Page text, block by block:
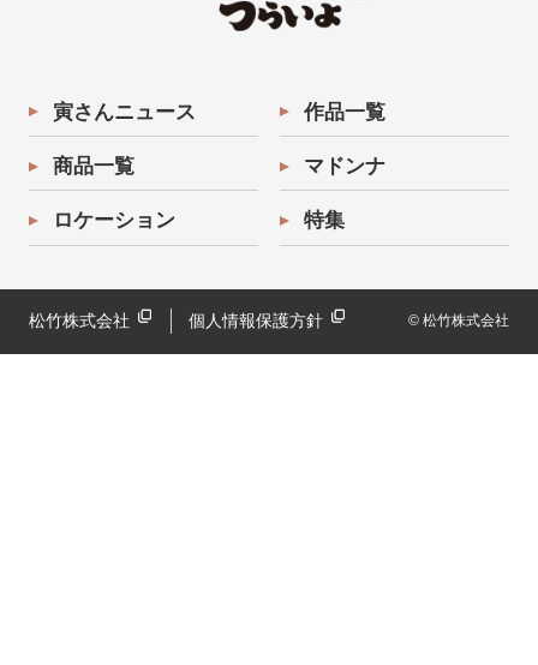
寅さんニュース 作品一覧
商品一覧 マドンナ
ロケーション 特集
松竹株式会社 個人情報保護方針 © 松竹株式会社